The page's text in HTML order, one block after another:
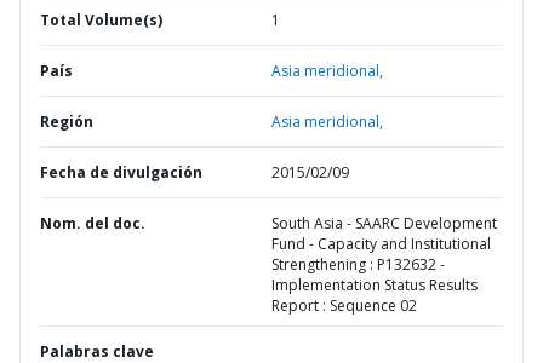
Total Volume(s) 1
País Asia meridional,
Región Asia meridional,
Fecha de divulgación 2015/02/09
Nom. del doc.
South Asia - SAARC Development
Fund - Capacity and Institutional
Strengthening : P132632 -
Implementation Status Results
Report : Sequence 02
Palabras clave